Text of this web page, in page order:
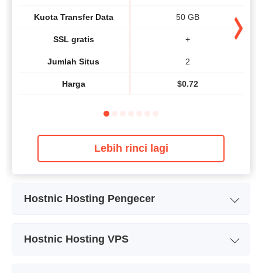
Kuota Transfer Data
SSL gratis
Jumlah Situs
Harga
50 GB
+
2
$0.72
Lebih rinci lagi
Hostnic Hosting Pengecer
Penyimpanan
Hostnic Hosting VPS